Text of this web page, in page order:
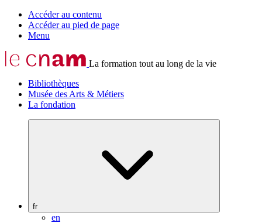
Accéder au contenu
Accéder au pied de page
Menu
La formation tout au long de la vie
Bibliothèques
Musée des Arts & Métiers
La fondation
fr
en